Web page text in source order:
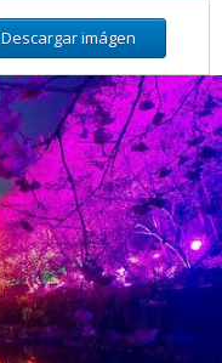
Descargar imágen